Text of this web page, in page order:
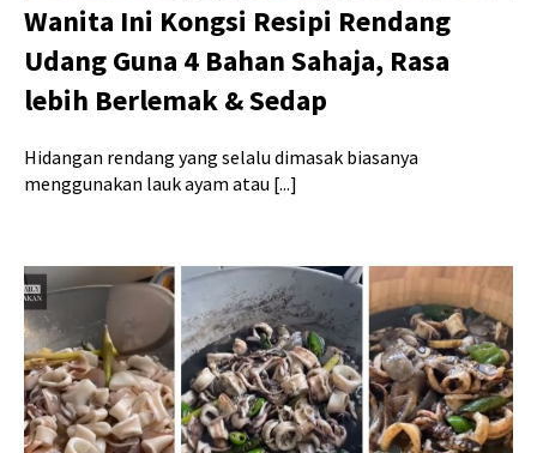
Wanita Ini Kongsi Resipi Rendang
Udang Guna 4 Bahan Sahaja, Rasa
lebih Berlemak & Sedap
Hidangan rendang yang selalu dimasak biasanya
menggunakan lauk ayam atau [...]